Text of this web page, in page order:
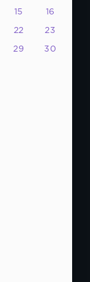
15 16
22 23
29 30